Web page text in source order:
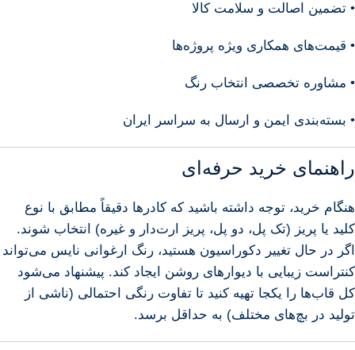
• تضمین اصالت و سلامت کالا
• قیمت‌های همکاری ویژه پروژه‌ها
• مشاوره تخصصی انتخاب رنگ
• بسته‌بندی ایمن و ارسال به سراسر ایران
راهنمای خرید حرفه‌ای
هنگام خرید، توجه داشته باشید که کادرها دقیقاً مطابق با نوع
کلید یا پریز (تک پل، دو پل، پریز ارت‌دار و غیره) انتخاب شوند.
اگر در حال تغییر دکوراسیون هستید، رنگ ارغوانی نایس می‌تواند
کنتراست زیبایی با دیوارهای روشن ایجاد کند. پیشنهاد می‌شود
کل قاب‌ها را یکجا تهیه کنید تا تفاوت رنگی احتمالی (ناشی از
تولید در بچ‌های مختلف) به حداقل برسد.